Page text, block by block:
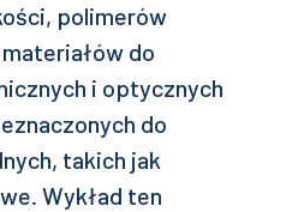
polimerów
do
i optycznych
do
takich jak
Wykład ten